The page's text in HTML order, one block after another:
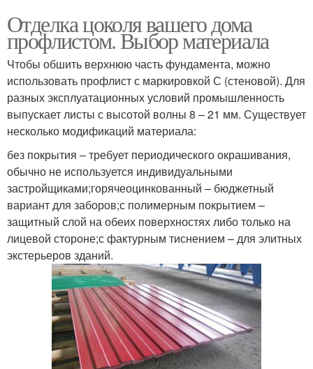
Отделка цоколя вашего дома
профлистом. Выбор материала
Чтобы обшить верхнюю часть фундамента, можно
использовать профлист с маркировкой С (стеновой). Для
разных эксплуатационных условий промышленность
выпускает листы с высотой волны 8 – 21 мм. Существует
несколько модификаций материала:
без покрытия – требует периодического окрашивания,
обычно не используется индивидуальными
застройщиками;горячеоцинкованный – бюджетный
вариант для заборов;с полимерным покрытием –
защитный слой на обеих поверхностях либо только на
лицевой стороне;с фактурным тиснением – для элитных
экстерьеров зданий.